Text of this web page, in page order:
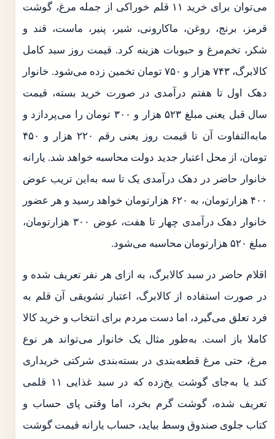
می‌توان برای خرید ۱۱ قلم خوراکی از جمله مرغ، گوشت
قرمز، برنج، روغن، ماکارونی، شیر، پنیر، ماست، قند و
شکر، تخم‌مرغ و حبوبات هزینه کرد. قیمت روز سبد کامل
کالابرگ، ۷۴۳ هزار و ۷۵۰ تومان تخمین زده می‌شود. خانوار
دهک اول تا هفتم درآمدی در صورت خرید بسته، قیمت
سال قبل یعنی مبلغ ۵۲۳ هزار و ۳۰۰ تومان را می‌پردازد و
مابه‌التفاوت آن تا قیمت روز یعنی رقم ۲۲۰ هزار و ۴۵۰
تومان، از محل اعتبار جدید دولت محاسبه خواهد شد. یارانه
خانوار حاضر در دهک درآمدی یک تا سه به‌این تریب عوض
۴۰۰ هزارتومان، به ۶۲۰ هزارتومان خواهد رسید و هر عضور
خانوار دهک درآمدی چهار تا هفت، عوض ۳۰۰ هزارتومان،
مبلغ ۵۲۰ هزارتومان محاسبه می‌شود.
اقلام حاضر در سبد کالابرگ، به ازای هر نفر تعریف شده و
در صورت استفاده از کالابرگ، اعتبار تشویقی آن قلم به
فرد تعلق می‌گیرد، اما دست مردم برای انتخاب و خرید کالا
کاملا باز است. به‌طور مثال یک خانوار می‌تواند هر نوع
مرغ، حتی مرغ قطعه‌بندی در بسته‌بندی شرکتی خریداری
کند یا به‌جای گوشت یخ‌زده که در سبد غذایی ۱۱ قلمی
تعریف شده، گوشت گرم بخرد، اما وقتی پای حساب و
کتاب جلوی صندوق وسط بیاید، حساب یارانه قیمت گوشت